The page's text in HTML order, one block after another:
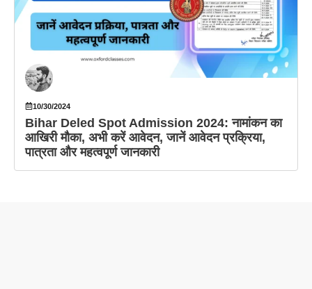
10/30/2024
Bihar Deled Spot Admission 2024: नामांकन का
आखिरी मौका, अभी करें आवेदन, जानें आवेदन प्रक्रिया,
पात्रता और महत्वपूर्ण जानकारी